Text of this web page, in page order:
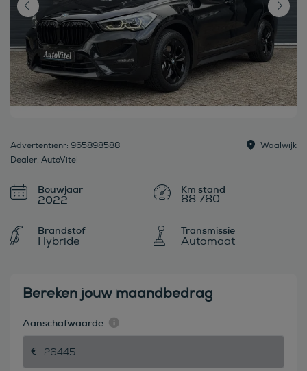
Advertentienr: 965898588
Dealer: AutoVitel
Waalwijk
Bouwjaar
2022 88.780
Brandstof
Hybride
Transmissie
Automaat
Bereken jouw maandbedrag
Aanschafwaarde